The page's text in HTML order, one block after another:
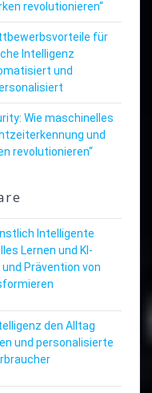
revolutionieren“
für
Intelligenz
und
Wie maschinelles
und
revolutionieren“
Intelligente
Lernen und KI-
Prävention von
den Alltag
und personalisierte